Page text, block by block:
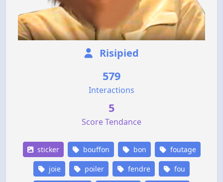
Risipied
579
Interactions
5
Score Tendance
sticker bouffon bon foutage
joie poiler fendre fou